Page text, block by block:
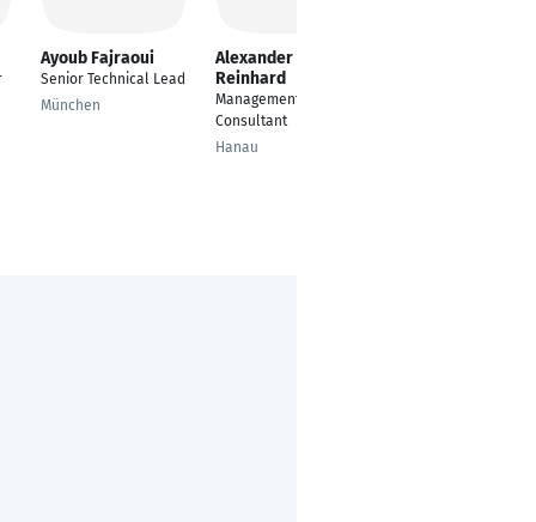
Ayoub Fajraoui
Senior Technical Lead
München
Alexander
Reinhard
Management
Consultant
Hanau